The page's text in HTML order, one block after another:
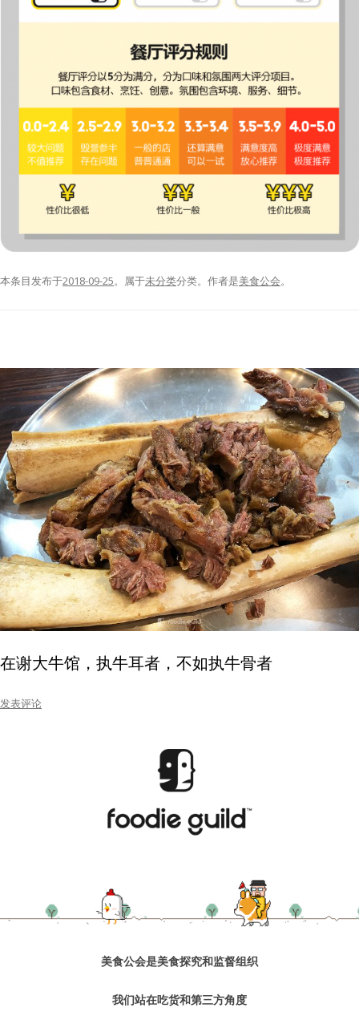
本条目发布于2018-09-25。属于未分类分类。 作者是美食公会。
在谢大牛馆，执牛耳者，不如执牛骨者
发表评论
美食公会是美食探究和监督组织
我们站在吃货和第三方角度